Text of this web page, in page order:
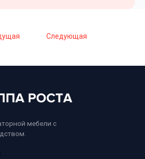
Следующая
мебели с